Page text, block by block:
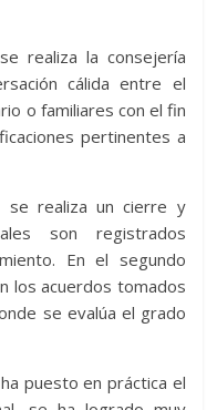
realiza la consejería
cálida entre el
o familiares con el fin
pertinentes a
se realiza un cierre y
son registrados
En el segundo
los acuerdos tomados
se evalúa el grado
puesto en práctica el